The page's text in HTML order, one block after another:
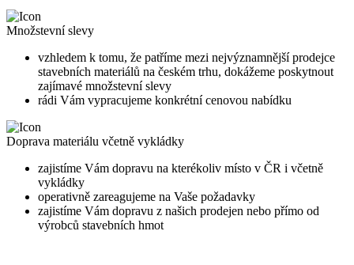
Množstevní slevy
vzhledem k tomu, že patříme mezi nejvýznamnější prodejce
stavebních materiálů na českém trhu, dokážeme poskytnout
zajímavé množstevní slevy
rádi Vám vypracujeme konkrétní cenovou nabídku
Doprava materiálu včetně vykládky
zajistíme Vám dopravu na kterékoliv místo v ČR i včetně
vykládky
operativně zareagujeme na Vaše požadavky
zajistíme Vám dopravu z našich prodejen nebo přímo od
výrobců stavebních hmot